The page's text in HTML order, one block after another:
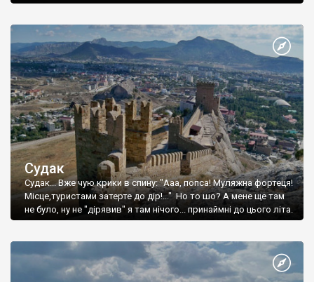
Судак
Судак... Вже чую крики в спину: "Ааа, попса! Муляжна фортеця!
Місце,туристами затерте до дір!..." Но то шо? А мене ще там
не було, ну не "дірявив" я там нічого... принаймні до цього літа.